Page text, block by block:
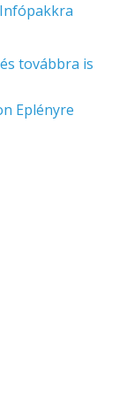
továbbra is
Eplényre